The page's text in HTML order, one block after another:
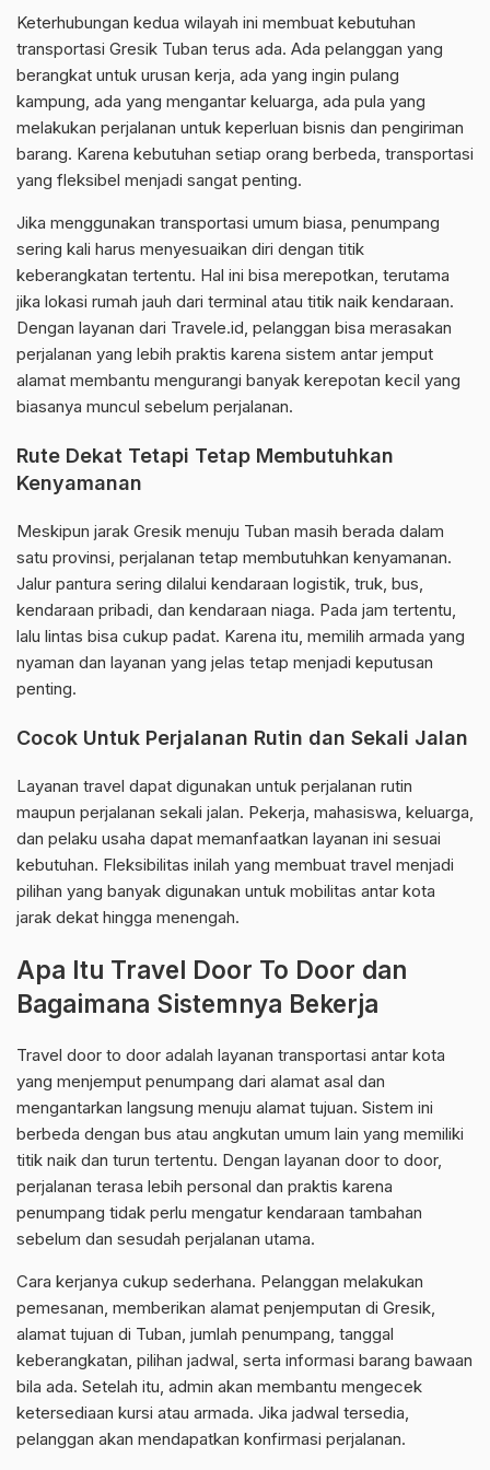
Keterhubungan kedua wilayah ini membuat kebutuhan
transportasi Gresik Tuban terus ada. Ada pelanggan yang
berangkat untuk urusan kerja, ada yang ingin pulang
kampung, ada yang mengantar keluarga, ada pula yang
melakukan perjalanan untuk keperluan bisnis dan pengiriman
barang. Karena kebutuhan setiap orang berbeda, transportasi
yang fleksibel menjadi sangat penting.
Jika menggunakan transportasi umum biasa, penumpang
sering kali harus menyesuaikan diri dengan titik
keberangkatan tertentu. Hal ini bisa merepotkan, terutama
jika lokasi rumah jauh dari terminal atau titik naik kendaraan.
Dengan layanan dari Travele.id, pelanggan bisa merasakan
perjalanan yang lebih praktis karena sistem antar jemput
alamat membantu mengurangi banyak kerepotan kecil yang
biasanya muncul sebelum perjalanan.
Rute Dekat Tetapi Tetap Membutuhkan
Kenyamanan
Meskipun jarak Gresik menuju Tuban masih berada dalam
satu provinsi, perjalanan tetap membutuhkan kenyamanan.
Jalur pantura sering dilalui kendaraan logistik, truk, bus,
kendaraan pribadi, dan kendaraan niaga. Pada jam tertentu,
lalu lintas bisa cukup padat. Karena itu, memilih armada yang
nyaman dan layanan yang jelas tetap menjadi keputusan
penting.
Cocok Untuk Perjalanan Rutin dan Sekali Jalan
Layanan travel dapat digunakan untuk perjalanan rutin
maupun perjalanan sekali jalan. Pekerja, mahasiswa, keluarga,
dan pelaku usaha dapat memanfaatkan layanan ini sesuai
kebutuhan. Fleksibilitas inilah yang membuat travel menjadi
pilihan yang banyak digunakan untuk mobilitas antar kota
jarak dekat hingga menengah.
Apa Itu Travel Door To Door dan
Bagaimana Sistemnya Bekerja
Travel door to door adalah layanan transportasi antar kota
yang menjemput penumpang dari alamat asal dan
mengantarkan langsung menuju alamat tujuan. Sistem ini
berbeda dengan bus atau angkutan umum lain yang memiliki
titik naik dan turun tertentu. Dengan layanan door to door,
perjalanan terasa lebih personal dan praktis karena
penumpang tidak perlu mengatur kendaraan tambahan
sebelum dan sesudah perjalanan utama.
Cara kerjanya cukup sederhana. Pelanggan melakukan
pemesanan, memberikan alamat penjemputan di Gresik,
alamat tujuan di Tuban, jumlah penumpang, tanggal
keberangkatan, pilihan jadwal, serta informasi barang bawaan
bila ada. Setelah itu, admin akan membantu mengecek
ketersediaan kursi atau armada. Jika jadwal tersedia,
pelanggan akan mendapatkan konfirmasi perjalanan.